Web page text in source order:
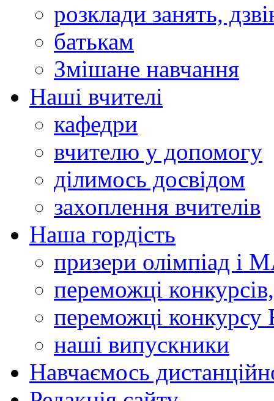
розклади занять,
батькам
Змішане навчання
Наші вчителі
кафедри
вчителю у допомогу
ділимось досвідом
захоплення вчителів
Наша гордість
призери олімпіад і
переможці
переможці конкурсу
наші випускники
Навчаємось